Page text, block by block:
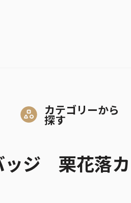
カテゴリーから
探す
ッジ 栗花落カ